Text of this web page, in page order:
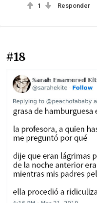
1 Responder
#18